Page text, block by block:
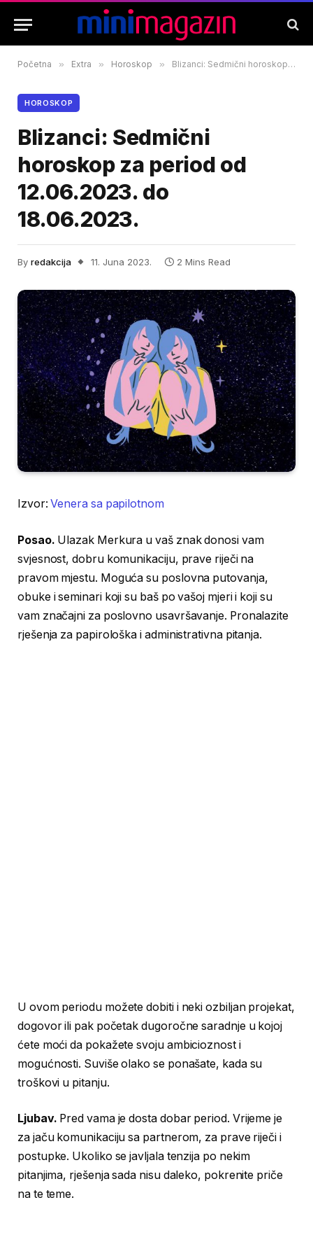
Početna » Extra » Horoskop » Blizanci: Sedmični horoskop za period od 12.06.2023. do 18.06.2023.
HOROSKOP
Blizanci: Sedmični
horoskop za period od
12.06.2023. do
18.06.2023.
By redakcija 11. Juna 2023. 2 Mins Read
Izvor:Venera sa papilotnom
Posao. Ulazak Merkura u vaš znak donosi vam
svjesnost, dobru komunikaciju, prave riječi na
pravom mjestu. Moguća su poslovna putovanja,
obuke i seminari koji su baš po vašoj mjeri i koji su
vam značajni za poslovno usavršavanje. Pronalazite
rješenja za papirološka i administrativna pitanja.
U ovom periodu možete dobiti i neki ozbiljan projekat,
dogovor ili pak početak dugoročne saradnje u kojoj
ćete moći da pokažete svoju ambicioznost i
mogućnosti. Suviše olako se ponašate, kada su
troškovi u pitanju.
Ljubav. Pred vama je dosta dobar period. Vrijeme je
za jaču komunikaciju sa partnerom, za prave riječi i
postupke. Ukoliko se javljala tenzija po nekim
pitanjima, rješenja sada nisu daleko, pokrenite priče
na te teme.